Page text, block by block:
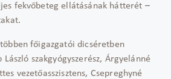
fekvőbeteg ellátásának hátterét –
főigazgatói dicséretben
László szakgyógyszerész, Árgyelánné
vezetőasszisztens, Csepreghyné